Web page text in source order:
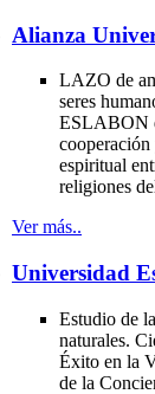
Alianza
LAZO de
seres
ESLABON
espiritual
religiones
Ver más..
Universidad
Estudio de
naturales.
Éxito en la
de la